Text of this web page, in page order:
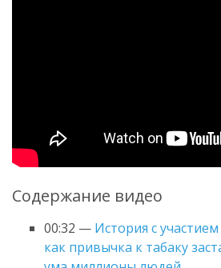
Содержание видео
00:32 — История с
как привычка к табаку